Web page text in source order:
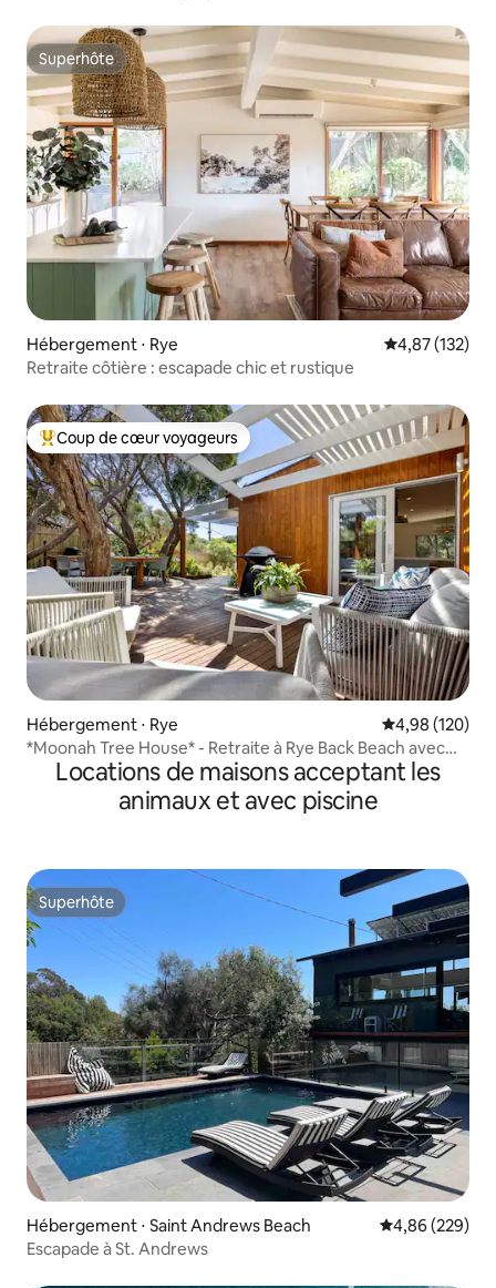
Superhôte
Superhôte
Hébergement ⋅ Rye Évaluation
4,87 (132)
Retraite côtière : escapade chic et rustique
Coups de cœur voyageurs les plus appréciés
Coup de cœur voyageurs
Hébergement ⋅ Rye Évaluation
4,98 (120)
*Moonah Tree House* - Retraite à Rye Back Beach avec
Locations de maisons acceptant les
animaux et avec piscine
Superhôte
Superhôte
Hébergement ⋅ Saint Andrews Beach Évaluation
4,86 (229)
Escapade à St. Andrews